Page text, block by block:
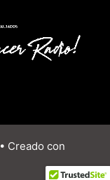
• Creado con